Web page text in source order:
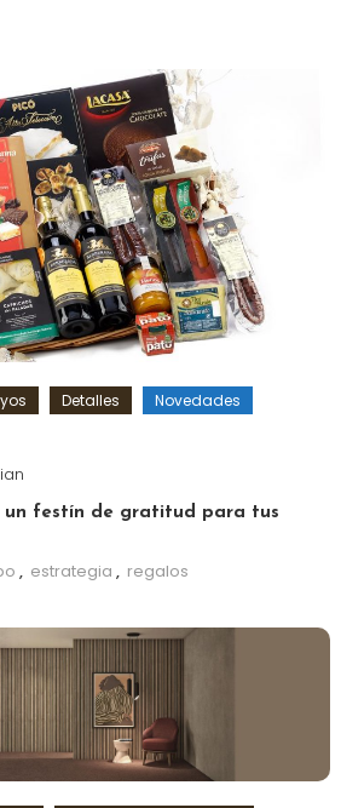
Detalles
Novedades
un festín de gratitud para tus
, estrategia , regalos